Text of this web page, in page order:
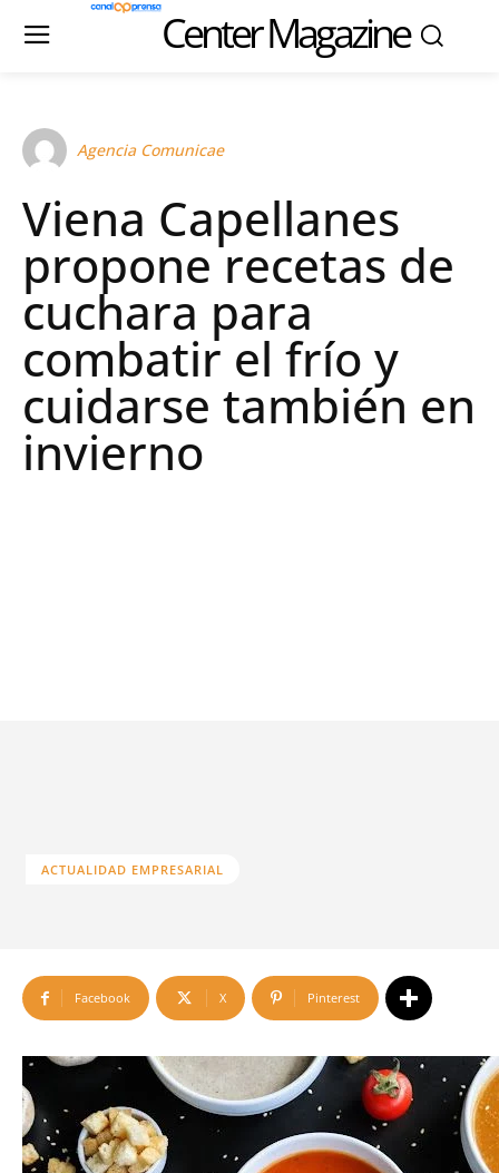
Center Magazine
Agencia Comunicae
Viena Capellanes
propone recetas de
cuchara para
combatir el frío y
cuidarse también en
invierno
ACTUALIDAD EMPRESARIAL
Facebook X Pinterest